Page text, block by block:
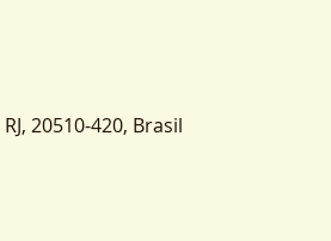
20510-420, Brasil